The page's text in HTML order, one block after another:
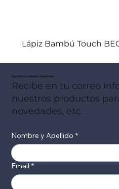
Lápiz Bambú Touch
Suscribete a Nuestro Newsletter
Recibe en tu correo
nuestros productos
novedades, etc.
Nombre y Apellido *
Email *